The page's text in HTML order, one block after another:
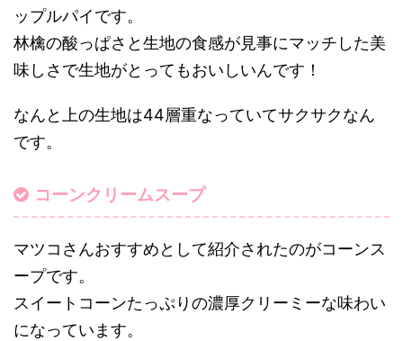
ップルパイです。
林檎の酸っぱさと生地の食感が見事にマッチした美
味しさで生地がとってもおいしいんです！
なんと上の生地は44層重なっていてサクサクなん
です。
コーンクリームスープ
マツコさんおすすめとして紹介されたのがコーンス
ープです。
スイートコーンたっぷりの濃厚クリーミーな味わい
になっています。